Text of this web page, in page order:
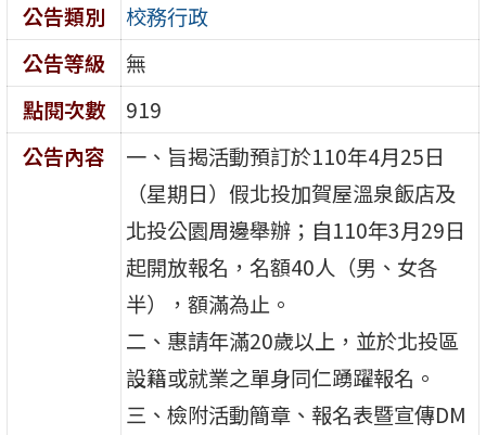
公告類別
校務行政
公告等級
無
點閱次數
919
公告內容
一、旨揭活動預訂於110年4月25日
（星期日）假北投加賀屋溫泉飯店及
北投公園周邊舉辦；自110年3月29日
起開放報名，名額40人（男、女各
半），額滿為止。
二、惠請年滿20歲以上，並於北投區
設籍或就業之單身同仁踴躍報名。
三、檢附活動簡章、報名表暨宣傳DM